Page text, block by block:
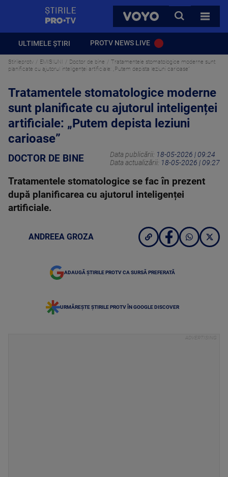
VOYO
CAUTA
TOATE
ULTIMELE ȘTIRI PROTV NEWS LIVE
Stirileprotv EMISIUNI Doctor de bine
Tratamentele stomatologice moderne sunt
planificate cu ajutorul inteligenței artificiale: „Putem depista leziuni carioase”
Tratamentele stomatologice moderne
sunt planificate cu ajutorul inteligenței
artificiale: „Putem depista leziuni
carioase”
DOCTOR DE BINE Data publicării: 18-05-2026 | 09:24
Data actualizării: 18-05-2026 | 09:27
Tratamentele stomatologice se fac în prezent
după planificarea cu ajutorul inteligenței
artificiale.
ANDREEA GROZA
ADAUGĂ ȘTIRILE PROTV CA SURSĂ PREFERATĂ
URMĂREȘTE ȘTIRILE PROTV ÎN GOOGLE DISCOVER